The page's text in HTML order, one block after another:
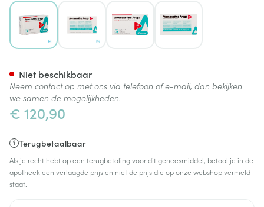
View larger image
€ 120,90
Terugbetaalbaar
Als je recht hebt op een terugbetaling voor dit geneesmiddel, betaal je in de
apotheek een verlaagde prijs en niet de prijs die op onze webshop vermeld
staat.
Niet beschikbaar
Neem contact op met ons via telefoon of e-mail, dan bekijken
we samen de mogelijkheden.